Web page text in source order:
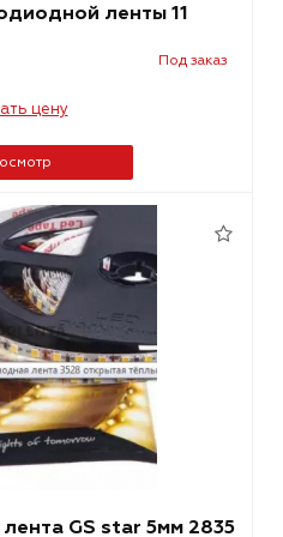
ленты 11
Под заказ
цену
GS star 5мм 2835